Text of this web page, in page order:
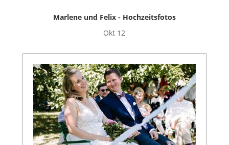
Marlene und Felix - Hochzeitsfotos
Okt 12